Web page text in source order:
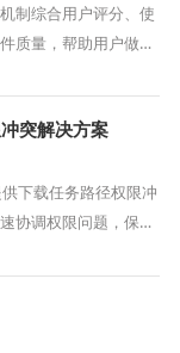
制综合用户评分、使
质量，帮助用户做出
突解决方案
下载任务路径权限冲
协调权限问题，保障